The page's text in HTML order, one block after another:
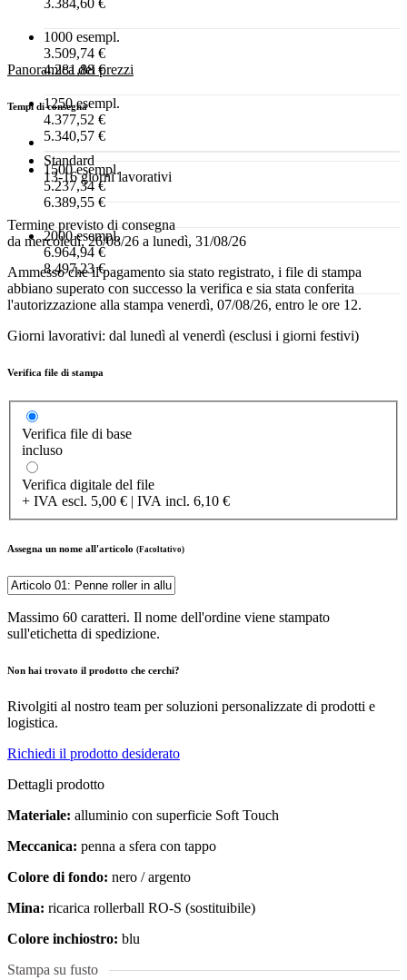
3.384,60 €
1000 esempl.
3.509,74 €
4.281,88 €
1250 esempl.
4.377,52 €
5.340,57 €
1500 esempl.
5.237,34 €
6.389,55 €
2000 esempl.
6.964,94 €
8.497,23 €
Panoramica dei prezzi
Tempi di consegna
Standard
13-16 giorni lavorativi
Termine previsto di consegna
da mercoledì, 26/08/26 a lunedì, 31/08/26
Ammesso che il pagamento sia stato registrato, i file di stampa
abbiano superato con successo la verifica e sia stata conferita
l'autorizzazione alla stampa venerdì, 07/08/26, entro le ore 12.
Giorni lavorativi: dal lunedì al venerdì (esclusi i giorni festivi)
Verifica file di stampa
Verifica file di base
incluso
Verifica digitale del file
+ IVA escl. 5,00 € | IVA incl. 6,10 €
Assegna un nome all'articolo (Facoltativo)
Massimo 60 caratteri. Il nome dell'ordine viene stampato
sull'etichetta di spedizione.
Non hai trovato il prodotto che cerchi?
Rivolgiti al nostro team per soluzioni personalizzate di prodotti e
logistica.
Richiedi il prodotto desiderato
Dettagli prodotto
Materiale: alluminio con superficie Soft Touch
Meccanica: penna a sfera con tappo
Colore di fondo: nero / argento
Mina: ricarica rollerball RO-S (sostituibile)
Colore inchiostro: blu
Stampa su fusto